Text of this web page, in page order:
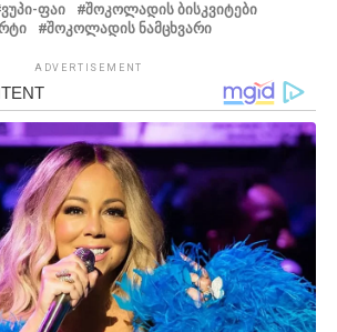
ᲕᲣᲞᲘ-ᲤᲐᲘ
ᲨᲝᲙᲝᲚᲐᲓᲘᲡ ᲑᲘᲡᲙᲕᲘᲢᲔᲑᲘ
ᲨᲝᲙᲝᲚᲐᲓᲘᲡ ᲜᲐᲛᲪᲮᲕᲐᲠᲘ
ADVERTISEMENT